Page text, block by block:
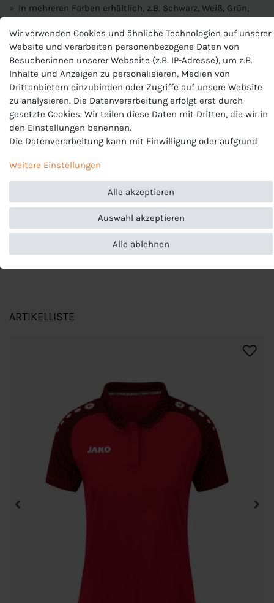
In mehreren Farben erhältlich, z.B. Schwarz, Weiß, Grün,
Material:100% Polyester
Produktnummer
BV6708
Hersteller
Nike
EU-Verantwortlicher
Nike European Operations Netherlands B.V., Colosseum 1 ,
serviceinfo.de@nike.com
ARTIKELLISTE
Wir verwenden Cookies und ähnliche Technologien auf unserer
Website und verarbeiten personenbezogene Daten von
Besucher:innen unserer Webseite (z.B. IP-Adresse), um z.B.
Inhalte und Anzeigen zu personalisieren, Medien von
Drittanbietern einzubinden oder Zugriffe auf unsere Website
zu analysieren. Die Datenverarbeitung erfolgt erst durch
gesetzte Cookies. Wir teilen diese Daten mit Dritten, die wir in
den Einstellungen benennen.
Die Datenverarbeitung kann mit Einwilligung oder aufgrund
erteilt oder abgelehnt werden. Es besteht das Recht, nicht
einzuwilligen und die Einwilligung zu einem späteren
Zeitpunkt zu ändern oder zu widerrufen. Beachten Sie unser
Impressumund weitere Hinweise zur Verwendung
personenbezogener Daten in unsererDaten­schutz­erklärung
Weitere Einstellungen
Alle akzeptieren
Alle ablehnen
Auswahl akzeptieren